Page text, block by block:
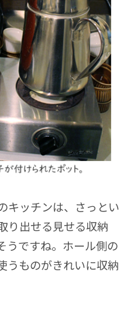
キッチンは、さっとい
り出せる見せる収納
うですね。ホール側の
うものがきれいに収納